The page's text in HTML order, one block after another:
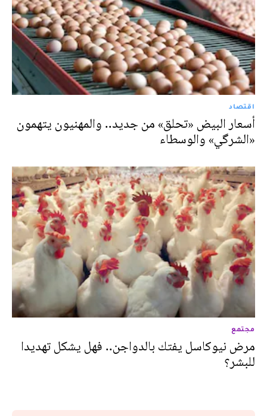
اقتصاد
أسعار البيض «تحلق» من جديد.. والمهنيون يتهمون
«الشرگي» والوسطاء
مجتمع
مرض نيوكاسل يفتك بالدواجن.. فهل يشكل تهديدا
للبشر؟